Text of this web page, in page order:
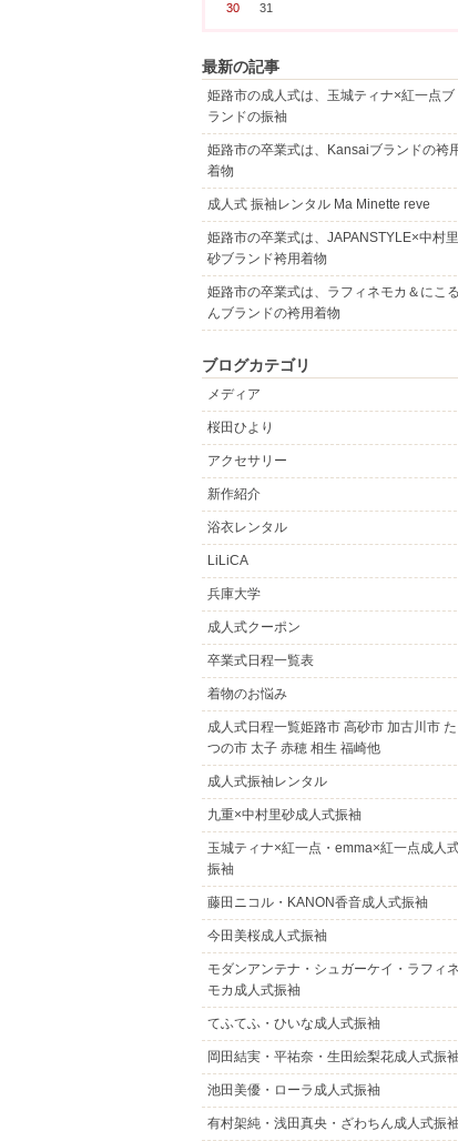
30
31
最新の記事
姫路市の成人式は、玉城ティナ×紅一点ブ
ランドの振袖
姫路市の卒業式は、Kansaiブランドの袴
着物
成人式 振袖レンタル Ma Minette reve
姫路市の卒業式は、JAPANSTYLE×中村里
砂ブランド袴用着物
姫路市の卒業式は、ラフィネモカ＆にこる
んブランドの袴用着物
ブログカテゴリ
メディア
桜田ひより
アクセサリー
新作紹介
浴衣レンタル
LiLiCA
兵庫大学
成人式クーポン
卒業式日程一覧表
着物のお悩み
成人式日程一覧姫路市 高砂市 加古川市 た
つの市 太子 赤穂 相生 福崎他
成人式振袖レンタル
九重×中村里砂成人式振袖
玉城ティナ×紅一点・emma×紅一点成人
振袖
藤田ニコル・KANON香音成人式振袖
今田美桜成人式振袖
モダンアンテナ・シュガーケイ・ラフィネ
モカ成人式振袖
てふてふ・ひいな成人式振袖
岡田結実・平祐奈・生田絵梨花成人式振袖
池田美優・ローラ成人式振袖
有村架純・浅田真央・ざわちん成人式振袖